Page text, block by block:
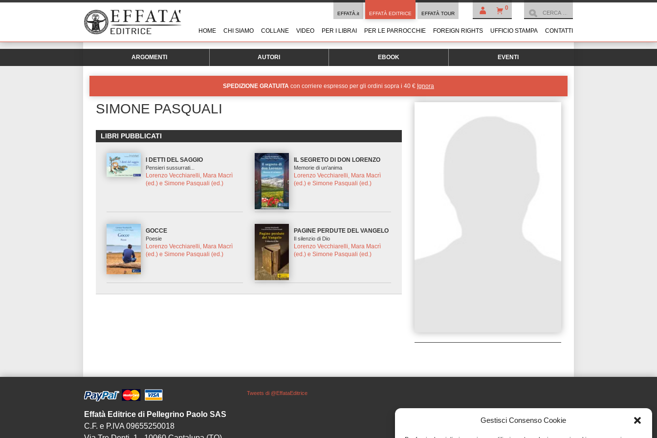
Gestisci Consenso Cookie
0
EFFATÀ.it EFFATÀ EDITRICE EFFATÀ TOUR
HOME CHI SIAMO COLLANE VIDEO PER I LIBRAI PER LE PARROCCHIE FOREIGN RIGHTS UFFICIO STAMPA CONTATTI
ARGOMENTI AUTORI EBOOK EVENTI
SPEDIZIONE GRATUITA con corriere espresso per gli ordini sopra i 40 € Ignora
SIMONE PASQUALI
LIBRI PUBBLICATI
I DETTI DEL SAGGIO
Pensieri sussurrati...
Lorenzo Vecchiarelli, Mara Macrì
(ed.) e Simone Pasquali (ed.)
IL SEGRETO DI DON LORENZO
Memorie di un'anima
Lorenzo Vecchiarelli, Mara Macrì
(ed.) e Simone Pasquali (ed.)
GOCCE
Poesie
Lorenzo Vecchiarelli, Mara Macrì
(ed.) e Simone Pasquali (ed.)
PAGINE PERDUTE DEL VANGELO
Il silenzio di Dio
Lorenzo Vecchiarelli, Mara Macrì
(ed.) e Simone Pasquali (ed.)
Effatà Editrice di Pellegrino Paolo SAS
C.F. e P.IVA 09655250018
Tweets di @EffataEditrice